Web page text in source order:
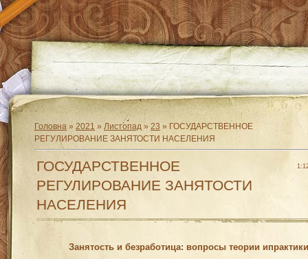
Головна » 2021 » Листопад » 23 » ГОСУДАРСТВЕННОЕ
РЕГУЛИРОВАНИЕ ЗАНЯТОСТИ НАСЕЛЕНИЯ
ГОСУДАРСТВЕННОЕ
РЕГУЛИРОВАНИЕ ЗАНЯТОСТИ
НАСЕЛЕНИЯ
Занятость и безработица: вопросы теории